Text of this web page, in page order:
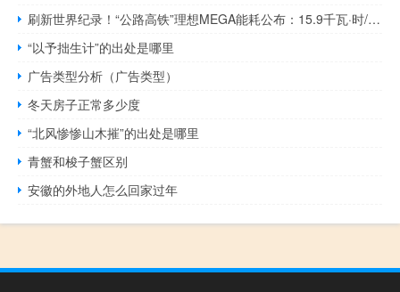
刷新世界纪录！“公路高铁”理想MEGA能耗公布：15.9千瓦·时/100公里全球最低
“以予拙生计”的出处是哪里
广告类型分析（广告类型）
冬天房子正常多少度
“北风惨惨山木摧”的出处是哪里
青蟹和梭子蟹区别
安徽的外地人怎么回家过年